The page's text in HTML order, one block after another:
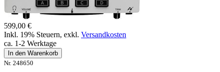
599,00 €
Inkl. 19% Steuern, exkl. Versandkosten
ca. 1-2 Werktage
In den Warenkorb
Nr. 248650